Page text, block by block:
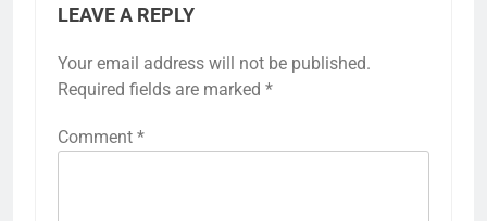
LEAVE A REPLY
Your email address will not be published.
Required fields are marked *
Comment *